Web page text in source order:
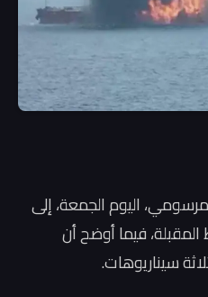
اليوم الجمعة، إلى
فيما أوضح أن
سيناريوهات.